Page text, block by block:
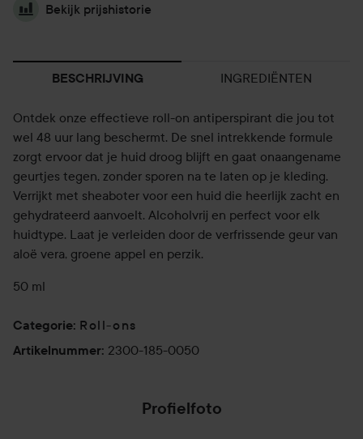
Bekijk prijshistorie
BESCHRIJVING INGREDIËNTEN
Ontdek onze effectieve roll-on antiperspirant die jou tot
wel 48 uur lang beschermt. De snel intrekkende formule
zorgt ervoor dat je huid droog blijft en gaat onaangename
geurtjes tegen, zonder sporen na te laten op je kleding.
Verrijkt met sheaboter voor een huid die heerlijk zacht en
gehydrateerd aanvoelt. Alcoholvrij en perfect voor elk
huidtype. Laat je verleiden door de verfrissende geur van
aloë vera, groene appel en perzik.
50 ml
Categorie: Roll-ons
Artikelnummer: 2300-185-0050
Profielfoto